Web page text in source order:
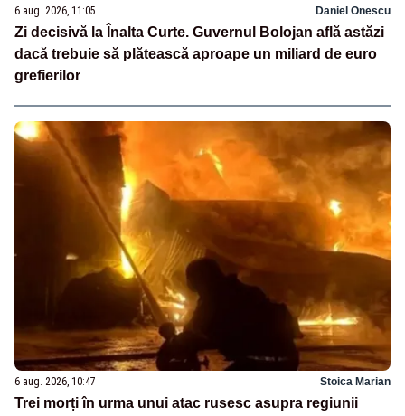
6 aug. 2026, 11:05 Daniel Onescu
Zi decisivă la Înalta Curte. Guvernul Bolojan află astăzi
dacă trebuie să plătească aproape un miliard de euro
grefierilor
6 aug. 2026, 10:47 Stoica Marian
Trei morți în urma unui atac rusesc asupra regiunii